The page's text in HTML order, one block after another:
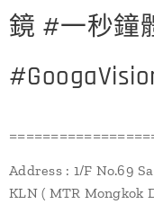
鏡 #一秒鐘
Address : 1/F No.69
KLN ( MTR Mongkok